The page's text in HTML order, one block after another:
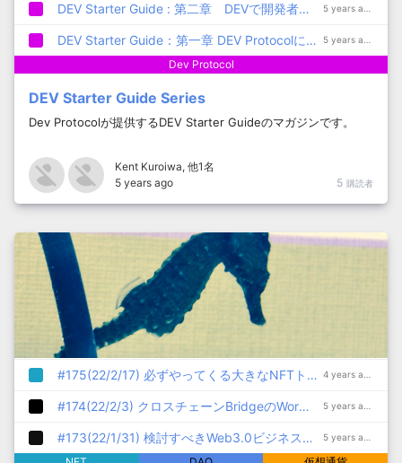
DEV Starter Guide : 第二章 DEVで開発者やクリエイターを応援するには
DEV Starter Guide：第一章 DEV Protocolについて
Dev Protocol
DEV Starter Guide Series
Dev Protocolが提供するDEV Starter Guideのマガジンです。
Kent Kuroiwa, 他1名
5 years ago
5 購読者
#175(22/2/17) 必ずやってくる大きなNFTトレンド、音楽系NFTについて
#174(22/2/3) クロスチェーンBridgeのWormholeがハッキング被害、370億円が流出
#173(22/1/31) 検討すべきWeb3.0ビジネスモデル6選